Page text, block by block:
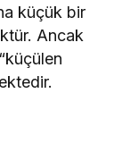
küçük bir
Ancak